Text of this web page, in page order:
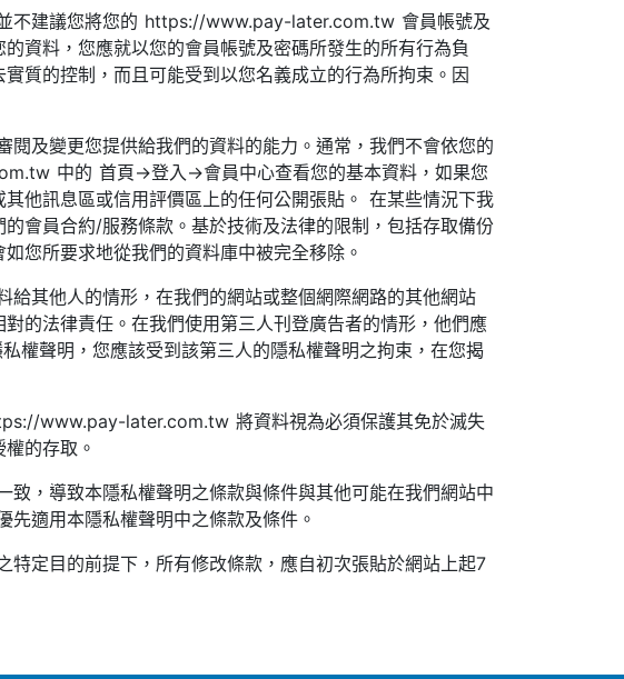
不建議您將您的 https://www.pay-later.com.tw 會員帳號及
資料，您應就以您的會員帳號及密碼所發生的所有行為負
質的控制，而且可能受到以您名義成立的行為所拘束。因
閱及變更您提供給我們的資料的能力。通常，我們不會依您的
中的 首頁→登入→會員中心查看您的基本資料，如果您
他訊息區或信用評價區上的任何公開張貼。 在某些情況下我
會員合約/服務條款。基於技術及法律的限制，包括存取備份
您所要求地從我們的資料庫中被完全移除。
給其他人的情形，在我們的網站或整個網際網路的其他網站
的法律責任。在我們使用第三人刊登廣告者的情形，他們應
聲明，您應該受到該第三人的隱私權聲明之拘束，在您揭
www.pay-later.com.tw 將資料視為必須保護其免於滅失
的存取。
致，導致本隱私權聲明之條款與條件與其他可能在我們網站中
適用本隱私權聲明中之條款及條件。
特定目的前提下，所有修改條款，應自初次張貼於網站上起7